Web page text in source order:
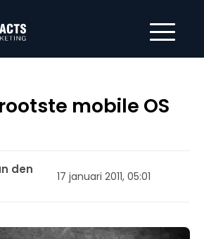
mobile OS
den
17 januari 2011, 05:01